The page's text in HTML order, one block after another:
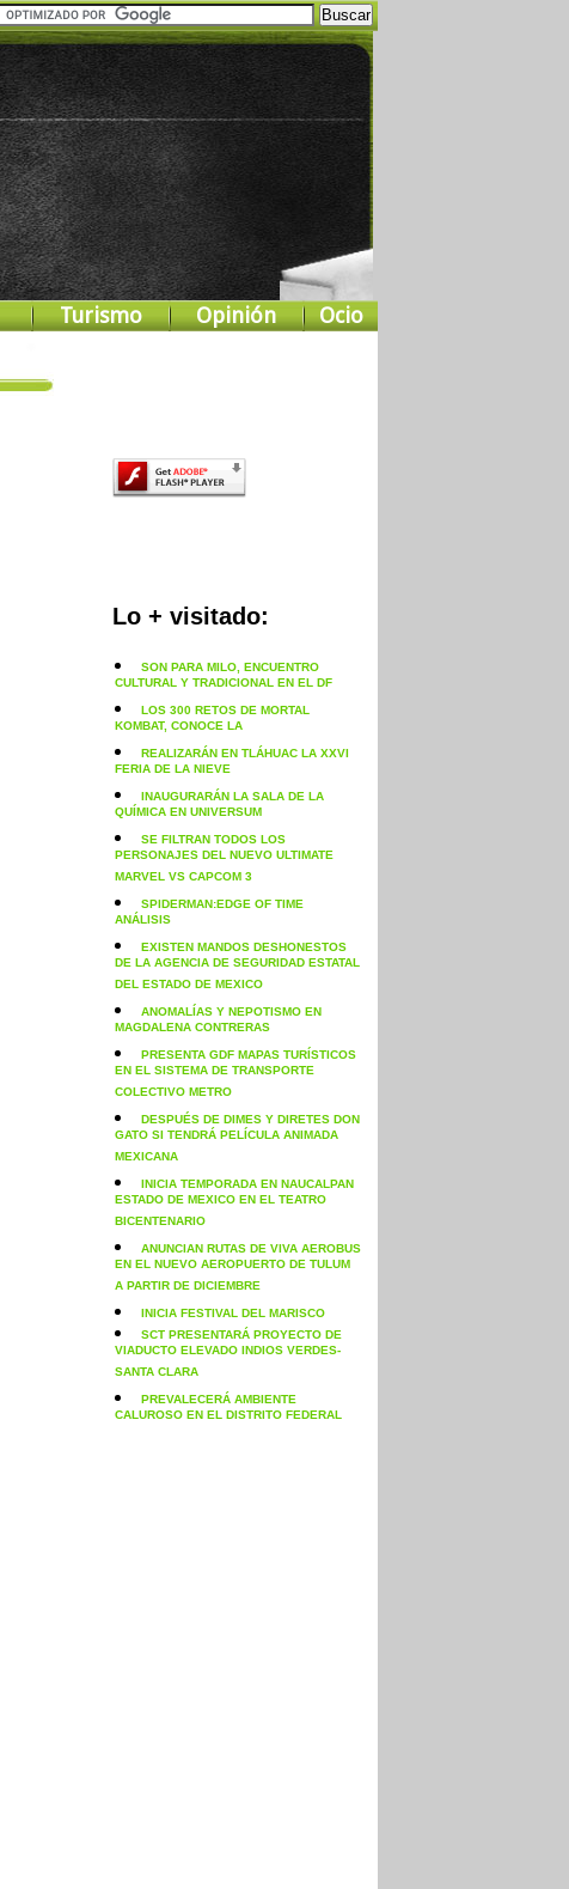
Turismo Opinión Ocio
Lo + visitado:
SON PARA MILO, ENCUENTRO
CULTURAL Y TRADICIONAL EN EL DF
LOS 300 RETOS DE MORTAL
KOMBAT, CONOCE LA
REALIZARÁN EN TLÁHUAC LA XXVI
FERIA DE LA NIEVE
INAUGURARÁN LA SALA DE LA
QUÍMICA EN UNIVERSUM
SE FILTRAN TODOS LOS
PERSONAJES DEL NUEVO ULTIMATE
MARVEL VS CAPCOM 3
SPIDERMAN:EDGE OF TIME
ANÁLISIS
EXISTEN MANDOS DESHONESTOS
DE LA AGENCIA DE SEGURIDAD ESTATAL
DEL ESTADO DE MEXICO
ANOMALÍAS Y NEPOTISMO EN
MAGDALENA CONTRERAS
PRESENTA GDF MAPAS TURÍSTICOS
EN EL SISTEMA DE TRANSPORTE
COLECTIVO METRO
DESPUÉS DE DIMES Y DIRETES DON
GATO SI TENDRÁ PELÍCULA ANIMADA
MEXICANA
INICIA TEMPORADA EN NAUCALPAN
ESTADO DE MEXICO EN EL TEATRO
BICENTENARIO
ANUNCIAN RUTAS DE VIVA AEROBUS
EN EL NUEVO AEROPUERTO DE TULUM
A PARTIR DE DICIEMBRE
INICIA FESTIVAL DEL MARISCO
SCT PRESENTARÁ PROYECTO DE
VIADUCTO ELEVADO INDIOS VERDES-
SANTA CLARA
PREVALECERÁ AMBIENTE
CALUROSO EN EL DISTRITO FEDERAL